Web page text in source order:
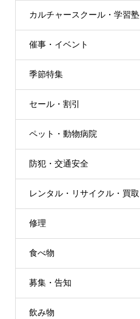
カルチャースクール・学習塾
催事・イベント
季節特集
セール・割引
ペット・動物病院
防犯・交通安全
レンタル・リサイクル・買取
修理
食べ物
募集・告知
飲み物